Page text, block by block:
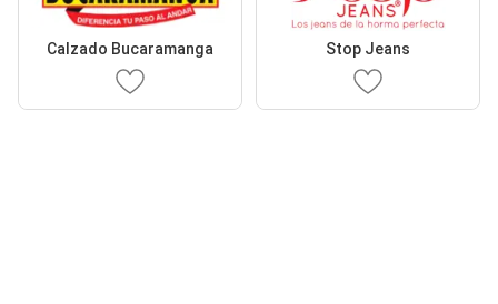
Calzado Bucaramanga Stop Jeans